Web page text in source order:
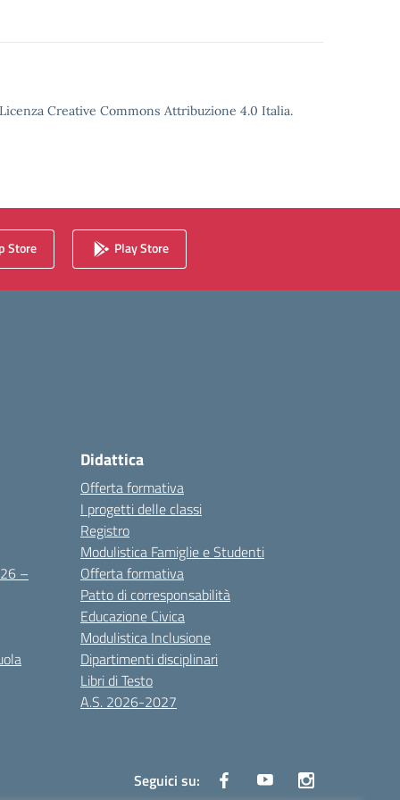
Creative Commons Attribuzione 4.0 Italia.
Store Play Store
–
Didattica
Offerta formativa
I progetti delle classi
Registro
Modulistica Famiglie e Studenti
Offerta formativa
Patto di corresponsabilità
Educazione Civica
Modulistica Inclusione
Dipartimenti disciplinari
Libri di Testo
A.S. 2026-2027
Seguici su: